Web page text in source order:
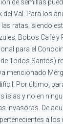
de semillas
del Val. Para los
ratas, siendo
Bobos Café
para el
Todos Santos)
mencionado
Por último,
y no en
invasoras. De
a